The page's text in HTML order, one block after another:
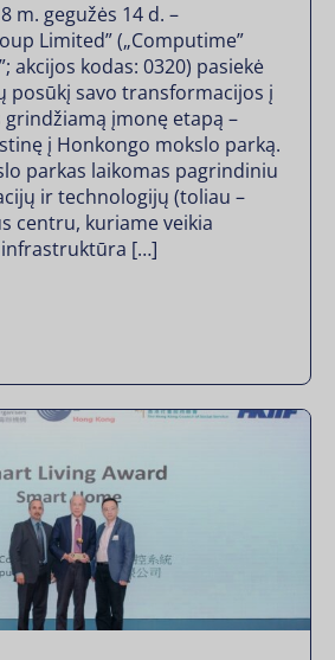
m. gegužės 14 d. –
Limited” („Computime”
akcijos kodas: 0320) pasiekė
posūkį savo transformacijos į
įmonę etapą –
į Honkongo mokslo parką.
parkas laikomas pagrindiniu
ir technologijų (toliau –
centru, kuriame veikia
[…]